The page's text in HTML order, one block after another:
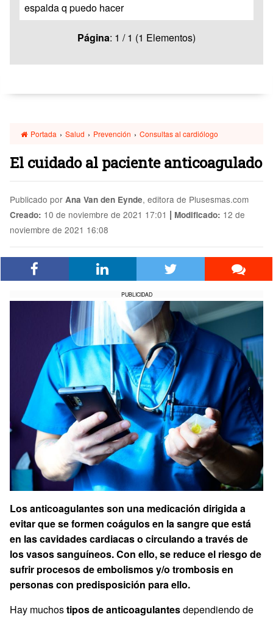
espalda q puedo hacer
Página: 1 / 1 (1 Elementos)
Portada › Salud › Prevención › Consultas al cardiólogo
El cuidado al paciente anticoagulado
Publicado por Ana Van den Eynde, editora de Plusesmas.com
Creado: 10 de noviembre de 2021 17:01 | Modificado: 12 de
noviembre de 2021 16:08
PUBLICIDAD
Los anticoagulantes son una medicación dirigida a
evitar que se formen coágulos en la sangre que está
en las cavidades cardiacas o circulando a través de
los vasos sanguíneos. Con ello, se reduce el riesgo de
sufrir procesos de embolismos y/o trombosis en
personas con predisposición para ello.
Hay muchostipos de anticoagulantesdependiendo de